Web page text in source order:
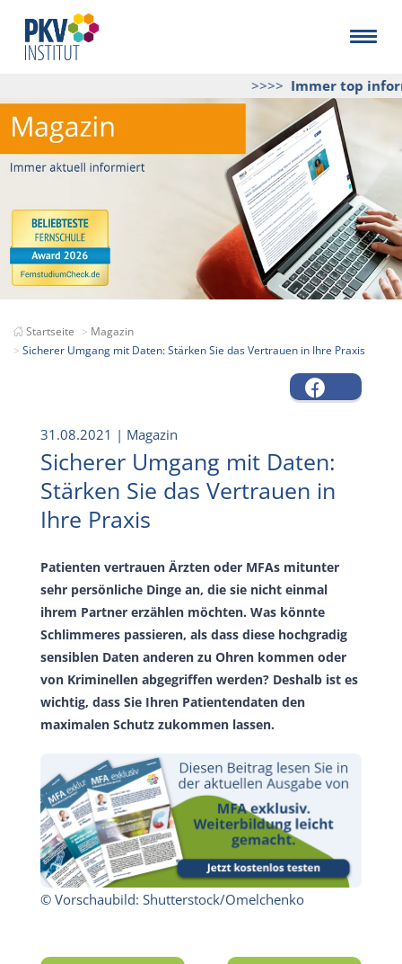
>>>>Immer top
Startseite
Magazin
Sicherer Umgang mit Daten: Stärken Sie das Vertrauen in Ihre Praxis
31.08.2021 | Magazin
Sicherer Umgang mit Daten:
Stärken Sie das Vertrauen in
Ihre Praxis
Patienten vertrauen Ärzten oder MFAs mitunter
sehr persönliche Dinge an, die sie nicht einmal
ihrem Partner erzählen möchten. Was könnte
Schlimmeres passieren, als dass diese hochgradig
sensiblen Daten anderen zu Ohren kommen oder
von Kriminellen abgegriffen werden? Deshalb ist es
wichtig, dass Sie Ihren Patientendaten den
maximalen Schutz zukommen lassen.
© Vorschaubild: Shutterstock/Omelchenko